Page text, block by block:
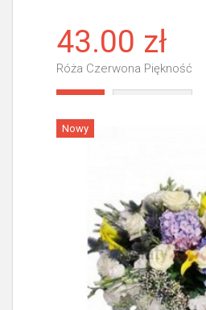
43.00 zł
Róża Czerwona Piękność
Nowy